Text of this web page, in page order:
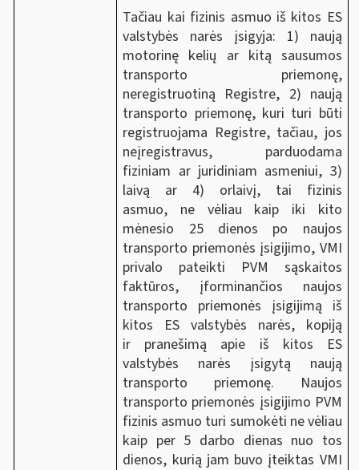
Tačiau kai fizinis asmuo iš kitos ES
valstybės narės įsigyja: 1) naują
motorinę kelių ar kitą sausumos
transporto priemonę,
neregistruotiną Registre, 2) naują
transporto priemonę, kuri turi būti
registruojama Registre, tačiau, jos
neįregistravus, parduodama
fiziniam ar juridiniam asmeniui, 3)
laivą ar 4) orlaivį, tai fizinis
asmuo, ne vėliau kaip iki kito
mėnesio 25 dienos po naujos
transporto priemonės įsigijimo, VMI
privalo pateikti PVM sąskaitos
faktūros, įforminančios naujos
transporto priemonės įsigijimą iš
kitos ES valstybės narės, kopiją
ir pranešimą apie iš kitos ES
valstybės narės įsigytą naują
transporto priemonę. Naujos
transporto priemonės įsigijimo PVM
fizinis asmuo turi sumokėti ne vėliau
kaip per 5 darbo dienas nuo tos
dienos, kurią jam buvo įteiktas VMI